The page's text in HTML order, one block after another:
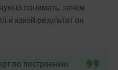
понимать, зачем
и какой результат он
по построению